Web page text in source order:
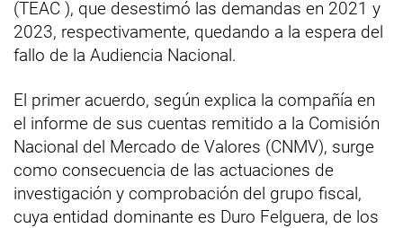
(TEAC ), que desestimó las demandas en 2021 y
2023, respectivamente, quedando a la espera del
fallo de la Audiencia Nacional.
El primer acuerdo, según explica la compañía en
el informe de sus cuentas remitido a la Comisión
Nacional del Mercado de Valores (CNMV), surge
como consecuencia de las actuaciones de
investigación y comprobación del grupo fiscal,
cuya entidad dominante es Duro Felguera, de los